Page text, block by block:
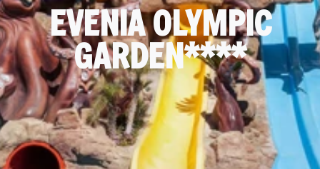
EVENIA OLYMPIC
GARDEN****